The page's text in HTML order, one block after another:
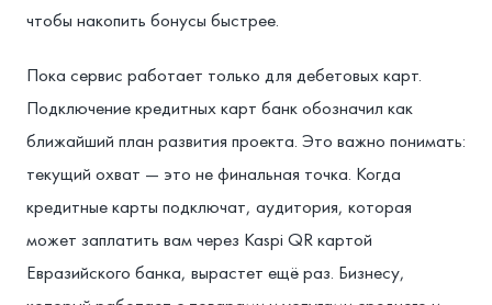
чтобы накопить бонусы быстрее.
Пока сервис работает только для дебетовых карт.
Подключение кредитных карт банк обозначил как
ближайший план развития проекта. Это важно понимать:
текущий охват — это не финальная точка. Когда
кредитные карты подключат, аудитория, которая
может заплатить вам через Kaspi QR картой
Евразийского банка, вырастет ещё раз. Бизнесу,